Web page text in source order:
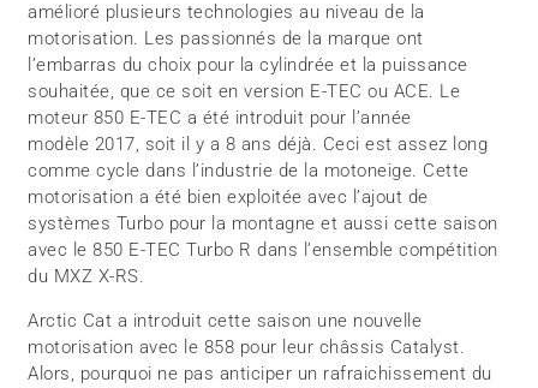
amélioré plusieurs technologies au niveau de la
motorisation. Les passionnés de la marque ont
l’embarras du choix pour la cylindrée et la puissance
souhaitée, que ce soit en version E-TEC ou ACE. Le
moteur 850 E-TEC a été introduit pour l’année
modèle 2017, soit il y a 8 ans déjà. Ceci est assez long
comme cycle dans l’industrie de la motoneige. Cette
motorisation a été bien exploitée avec l’ajout de
systèmes Turbo pour la montagne et aussi cette saison
avec le 850 E-TEC Turbo R dans l’ensemble compétition
du MXZ X-RS.
Arctic Cat a introduit cette saison une nouvelle
motorisation avec le 858 pour leur châssis Catalyst.
Alors, pourquoi ne pas anticiper un rafraichissement du